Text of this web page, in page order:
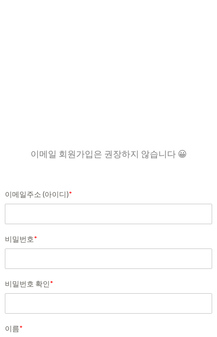
이메일 회원가입은 권장하지 않습니다 😀
이메일주소 (아이디)*
비밀번호*
비밀번호 확인*
이름*